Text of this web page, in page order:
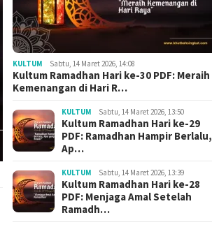
KULTUM Sabtu, 14 Maret 2026, 14:08
Kultum Ramadhan Hari ke-30 PDF: Meraih
Kemenangan di Hari R…
KULTUM Sabtu, 14 Maret 2026, 13:50
Kultum Ramadhan Hari ke-29
PDF: Ramadhan Hampir Berlalu,
Ap…
KULTUM Sabtu, 14 Maret 2026, 13:39
Kultum Ramadhan Hari ke-28
PDF: Menjaga Amal Setelah
Ramadh…